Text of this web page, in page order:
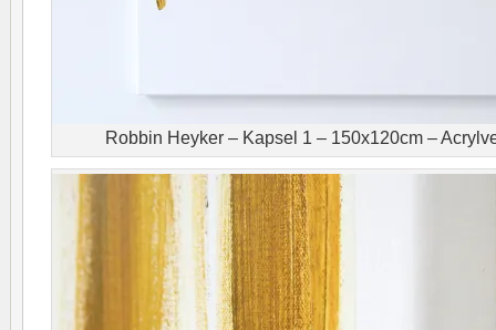
Robbin Heyker – Kapsel 1 – 150x120cm –